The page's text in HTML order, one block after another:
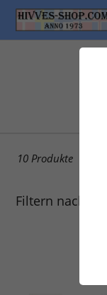
Direkt
zum
Inhalt
10 Produkte
Filtern nach